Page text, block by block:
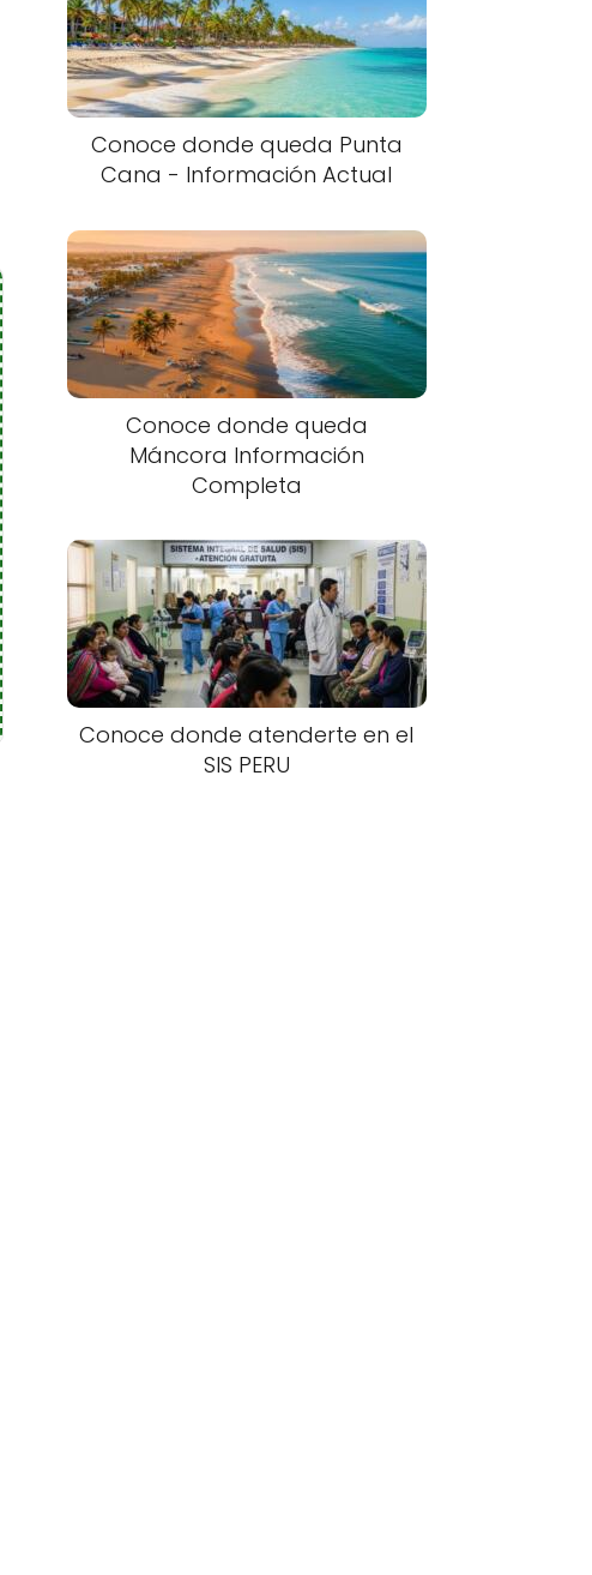
Conoce donde queda Punta
Cana - Información Actual
Conoce donde queda
Máncora Información
Completa
Conoce donde atenderte en el
SIS PERU